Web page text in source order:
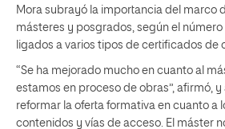
Mora subrayó la importancia del marco
másteres y posgrados, según el
ligados a varios tipos de certificados de
“Se ha mejorado mucho en cuanto al
estamos en proceso de obras”, afirmó,
reformar la oferta formativa en cuanto a
contenidos y vías de acceso. El máster